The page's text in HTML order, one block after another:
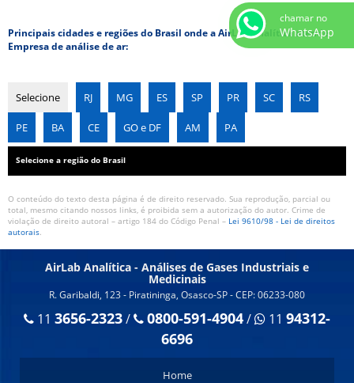
TESTE DE ESTANQUEIDADE
Principais cidades e regiões do Brasil onde a AirLab Analítica atende
Empresa de análise de ar:
Selecione RJ MG ES SP PR SC RS
PE BA CE GO e DF AM PA
Selecione a região do Brasil
O conteúdo do texto desta página é de direito reservado. Sua reprodução, parcial ou
total, mesmo citando nossos links, é proibida sem a autorização do autor. Crime de
violação de direito autoral – artigo 184 do Código Penal – Lei 9610/98 - Lei de direitos
autorais
AirLab Analítica - Análises de Gases Industriais e
Medicinais
R. Garibaldi, 123 - Piratininga, Osasco-SP - CEP: 06233-080
11 3656-2323/ 0800-591-4904/ 11 94312-
6696
Home
chamar no
WhatsApp